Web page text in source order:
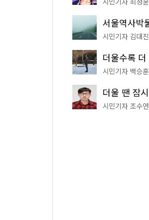
시민기자 김대진
시민기자 백승훈
시민기자 조수연